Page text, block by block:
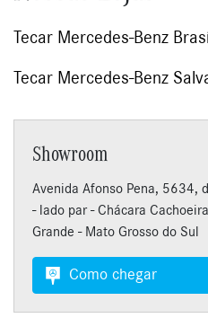
Tecar Mercedes-Benz
Tecar Mercedes-Benz
Showroom
Avenida Afonso Pena, 5634,
- lado par - Chácara
Grande - Mato Grosso do Sul
Como chegar